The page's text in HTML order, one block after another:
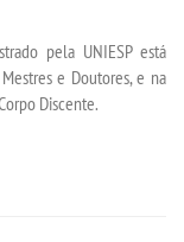
pela UNIESP está
e Doutores, e na
Discente.